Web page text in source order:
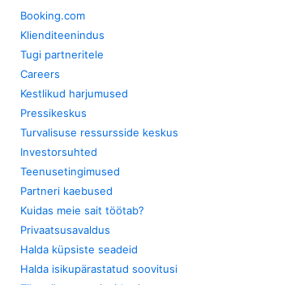
Booking.com
Klienditeenindus
Tugi partneritele
Careers
Kestlikud harjumused
Pressikeskus
Turvalisuse ressursside keskus
Investorsuhted
Teenusetingimused
Partneri kaebused
Kuidas meie sait töötab?
Privaatsusavaldus
Halda küpsiste seadeid
Halda isikupärastatud soovitusi